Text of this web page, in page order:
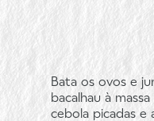
Bata os ovos e
bacalhau à
cebola picadas e